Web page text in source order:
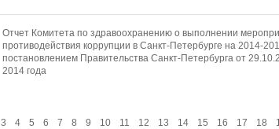
Отчет Комитета по здравоохранению о выполнении
противодействия коррупции в Санкт-Петербурге на 2014-
постановлением Правительства Санкт-Петербурга от
2014 года
3 4 5 6 7 8 9 10 11 12 13 14 15 16 17 18